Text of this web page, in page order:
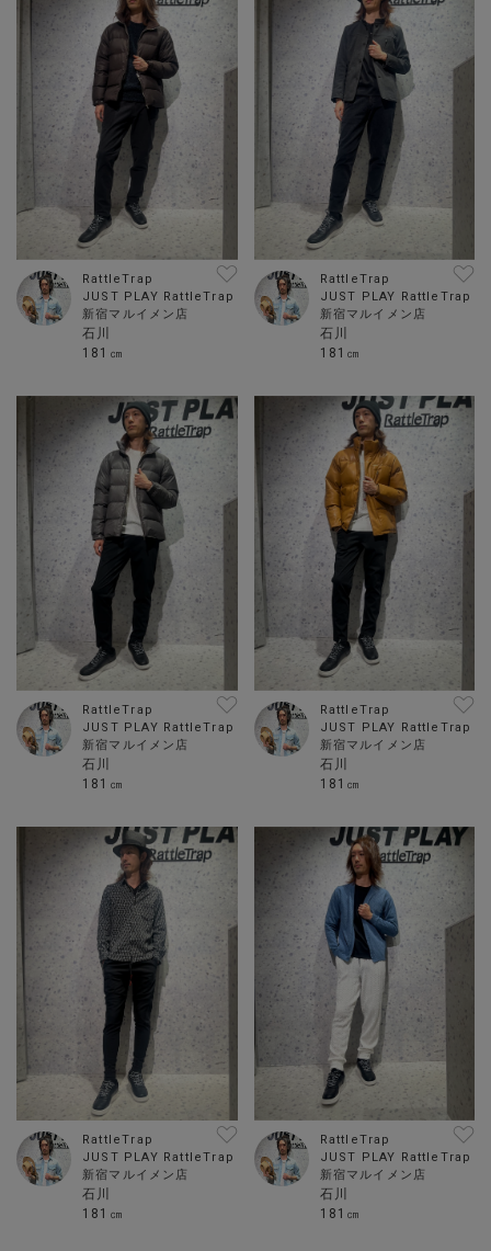
RattleTrap
JUST PLAY RattleTrap
新宿マルイメン店
石川
181㎝
RattleTrap
JUST PLAY RattleTrap
新宿マルイメン店
石川
181㎝
RattleTrap
JUST PLAY RattleTrap
新宿マルイメン店
石川
181㎝
RattleTrap
JUST PLAY RattleTrap
新宿マルイメン店
石川
181㎝
RattleTrap
JUST PLAY RattleTrap
新宿マルイメン店
石川
181㎝
RattleTrap
JUST PLAY RattleTrap
新宿マルイメン店
石川
181㎝